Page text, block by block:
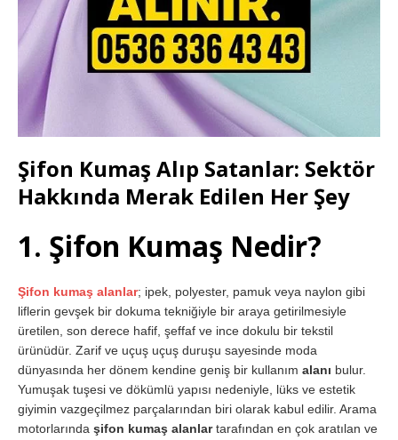
Şifon Kumaş Alıp Satanlar: Sektör
Hakkında Merak Edilen Her Şey
1. Şifon Kumaş Nedir?
Şifon kumaş alanlar; ipek, polyester, pamuk veya naylon gibi
liflerin gevşek bir dokuma tekniğiyle bir araya getirilmesiyle
üretilen, son derece hafif, şeffaf ve ince dokulu bir tekstil
ürünüdür. Zarif ve uçuş uçuş duruşu sayesinde moda
dünyasında her dönem kendine geniş bir kullanım alanı bulur.
Yumuşak tuşesi ve dökümlü yapısı nedeniyle, lüks ve estetik
giyimin vazgeçilmez parçalarından biri olarak kabul edilir. Arama
motorlarında şifon kumaş alanlartarafından en çok aratılan ve